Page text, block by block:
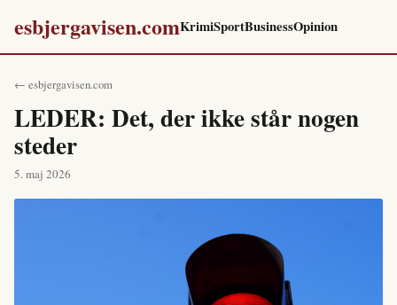
esbjergavisen.comKrimiSportBusinessOpinion
← esbjergavisen.com
LEDER: Det, der ikke står nogen
steder
5. maj 2026